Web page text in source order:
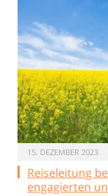
15. DEZEMBER 2023
Reiseleitung
engagierten